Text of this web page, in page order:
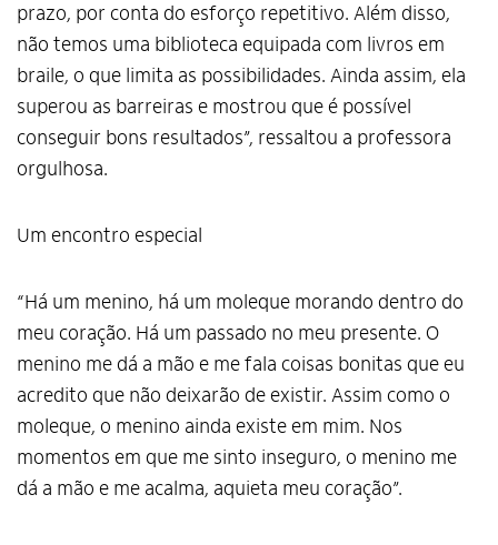
Alto Contraste
Privacidade
prazo, por conta do esforço repetitivo. Além disso,
não temos uma biblioteca equipada com livros em
braile, o que limita as possibilidades. Ainda assim, ela
superou as barreiras e mostrou que é possível
conseguir bons resultados”, ressaltou a professora
orgulhosa.
Um encontro especial
“Há um menino, há um moleque morando dentro do
meu coração. Há um passado no meu presente. O
menino me dá a mão e me fala coisas bonitas que eu
acredito que não deixarão de existir. Assim como o
moleque, o menino ainda existe em mim. Nos
momentos em que me sinto inseguro, o menino me
dá a mão e me acalma, aquieta meu coração”.